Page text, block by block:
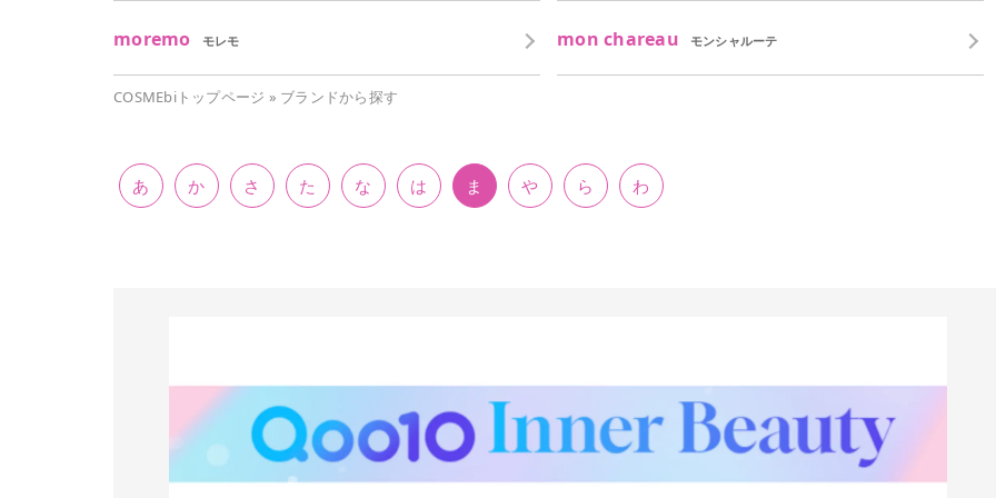
moremo モレモ mon chareau モンシャルーテ
COSMEbiトップページ » ブランドから探す
あ か さ た な は ま や ら わ